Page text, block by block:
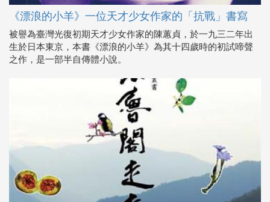
《漂浪的小羊》一位天才少女作家的「抗戰」書寫
被譽為臺灣光復初期天才少女作家的陳蕙貞，於一九三二年出
生於日本東京，本書《漂浪的小羊》為其十四歲時的初試啼聲
之作，是一部半自傳體小說。